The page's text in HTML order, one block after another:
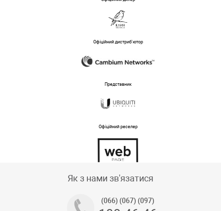
Офіційний дистриб'ютор
Представник
Офіційний реселер
Як з нами зв'язатися
(066) (067) (097)